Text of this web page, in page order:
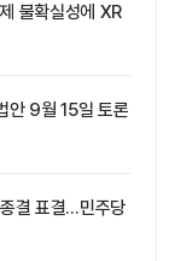
불확실성에 XR
안 9월 15일 토론
결 표결…민주당